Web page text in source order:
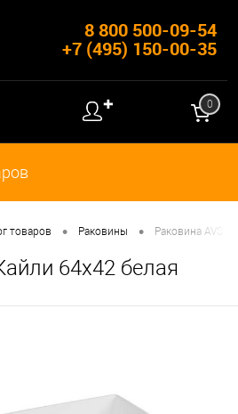
8 800 500-09-54
+7 (495) 150-00-35
✚ 0
товаров • Раковины • Раковина AVS
64х42 белая